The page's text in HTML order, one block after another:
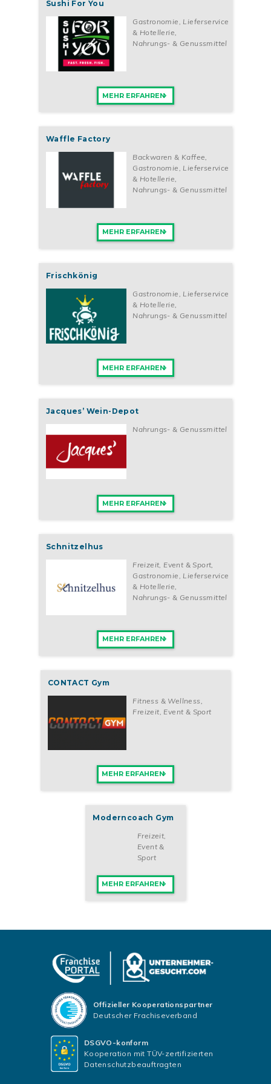
Marketing und Vertrieb an. Als Partner*in kannst du Workshops
und Seminare zu weiteren Schwerpunkten wie
Unternehmensführung, Verkaufstechniken etc. und
Grundschulungen zu den jeweiligen Computerprogrammen und
zu den Produkten besuchen. Mit diesen und weiteren Hilfen
kannst du entspannt und gut strukturiert deinen eigenen POKÉ
BAR-Store führen.
Nutze die Chance und eröffne deinen eigenen nachhaltigen
POKÉ BAR sind Freude an gesundem Essen, ein Bewusstsein
für den Umwelt- und Klimaschutz und ein hohes
Verantwortungsbewusstsein. Das nachhaltige Konzept des
Franchisegebers ist ein zentrales Element der
Geschäftsstrategie. Verfügst du zudem über ein gutes
Zeitmanagement, um einen reibungslosen Ablauf in deinem
Einsatzbereitschaft und Engagement mit, dann steht einer
Partnerschaft nichts mehr im Wege. Eine kaufmännische
Vorbildung, soziale Kompetenz, Führungserfahrung und das
nötige Startkapital für deinen POKÉ BAR Store-sind weitere
Um mehr über das Franchisesystem von POKÉ BAR zu erfahren,
fülle einfach das unverbindliche Kontaktformular auf dieser
Seite aus. Im Anschluss erhältst du dein kostenloses
Informationspaket mit weiteren ausführliche Angaben zu POKÉ
BAR per E-Mail.
Sushi For You
Gastronomie, Lieferservice
& Hotellerie
Nahrungs- & Genussmittel
MEHR ERFAHREN
Waffle Factory
Backwaren & Kaffee,
Gastronomie, Lieferservice
& Hotellerie,
Nahrungs- & Genussmittel
MEHR ERFAHREN
Frischkönig
Gastronomie, Lieferservice
& Hotellerie
Nahrungs- & Genussmittel
MEHR ERFAHREN
Jacques’ Wein-Depot
Nahrungs- & Genussmittel
MEHR ERFAHREN
Schnitzelhus
Freizeit, Event & Sport,
Gastronomie, Lieferservice
& Hotellerie,
Nahrungs- & Genussmittel
MEHR ERFAHREN
CONTACT Gym
Fitness & Wellness
Freizeit, Event & Sport
MEHR ERFAHREN
Moderncoach Gym
Freizeit,
Event &
Sport
MEHR ERFAHREN
Offizieller Kooperationspartner
Deutscher Frachiseverband
DSGVO-konform
Kooperation mit TÜV-zertifizierten
Datenschutzbeauftragten